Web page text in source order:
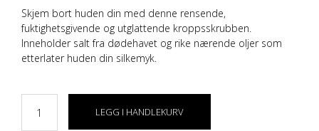
Skjem bort huden din med denne rensende,
fuktighetsgivende og utglattende kroppsskrubben.
Inneholder salt fra dødehavet og rike nærende oljer som
etterlater huden din silkemyk.
LEGG I HANDLEKURV